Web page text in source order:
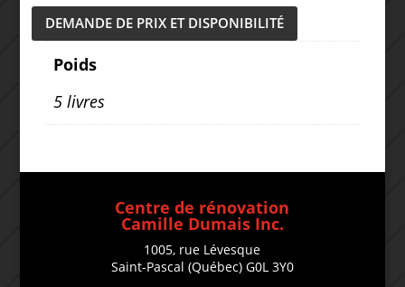
DEMANDE DE PRIX ET DISPONIBILITÉ
Poids
5 livres
Centre de rénovation
Camille Dumais Inc.
1005, rue Lévesque
Saint-Pascal (Québec) G0L 3Y0